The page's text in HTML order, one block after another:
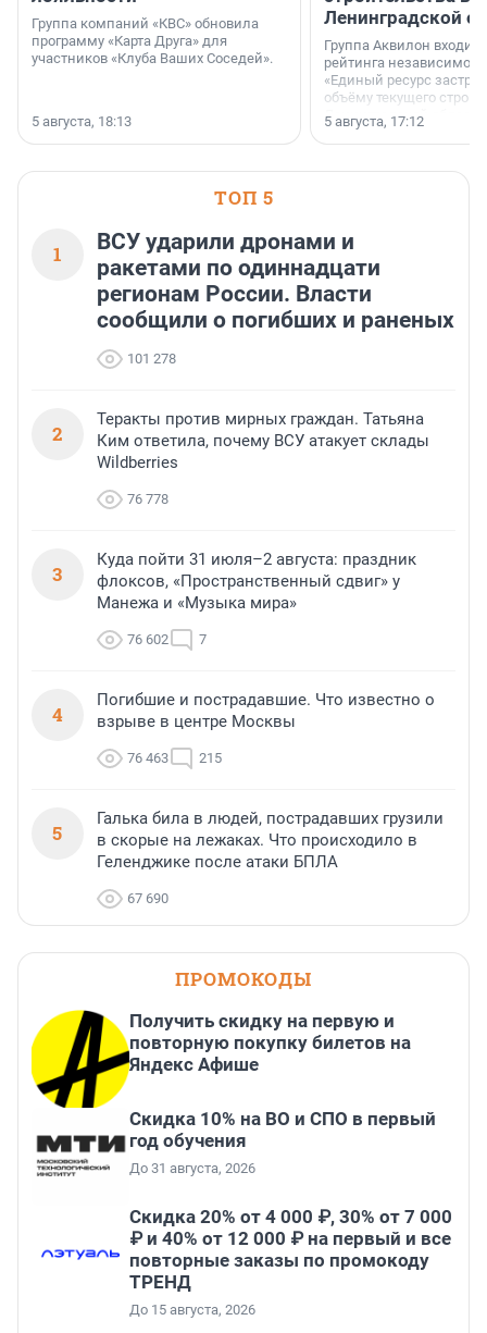
Группа компаний «КВС» обновила
программу «Карта Друга» для
участников «Клуба Ваших Соседей».
5 августа, 18:13
Ленинградской
Группа Аквилон входит
рейтинга независимого
«Единый ресурс
объёму текущего
Ленинградской
время компания
185 429 кв. метров
5 августа, 17:12
ТОП 5
1
ВСУ ударили дронами и
ракетами по одиннадцати
регионам России. Власти
сообщили о погибших и раненых
101 278
2
Теракты против мирных граждан. Татьяна
Ким ответила, почему ВСУ атакует склады
Wildberries
76 778
3
Куда пойти 31 июля–2 августа: праздник
флоксов, «Пространственный сдвиг» у
Манежа и «Музыка мира»
76 602 7
4
Погибшие и пострадавшие. Что известно о
взрыве в центре Москвы
76 463 215
5
Галька била в людей, пострадавших грузили
в скорые на лежаках. Что происходило в
Геленджике после атаки БПЛА
67 690
ПРОМОКОДЫ
Получить скидку на первую и
повторную покупку билетов на
Яндекс Афише
Скидка 10% на ВО и СПО в первый
год обучения
До 31 августа, 2026
Скидка 20% от 4 000 ₽, 30% от 7 000
₽ и 40% от 12 000 ₽ на первый и все
повторные заказы по промокоду
ТРЕНД
До 15 августа, 2026